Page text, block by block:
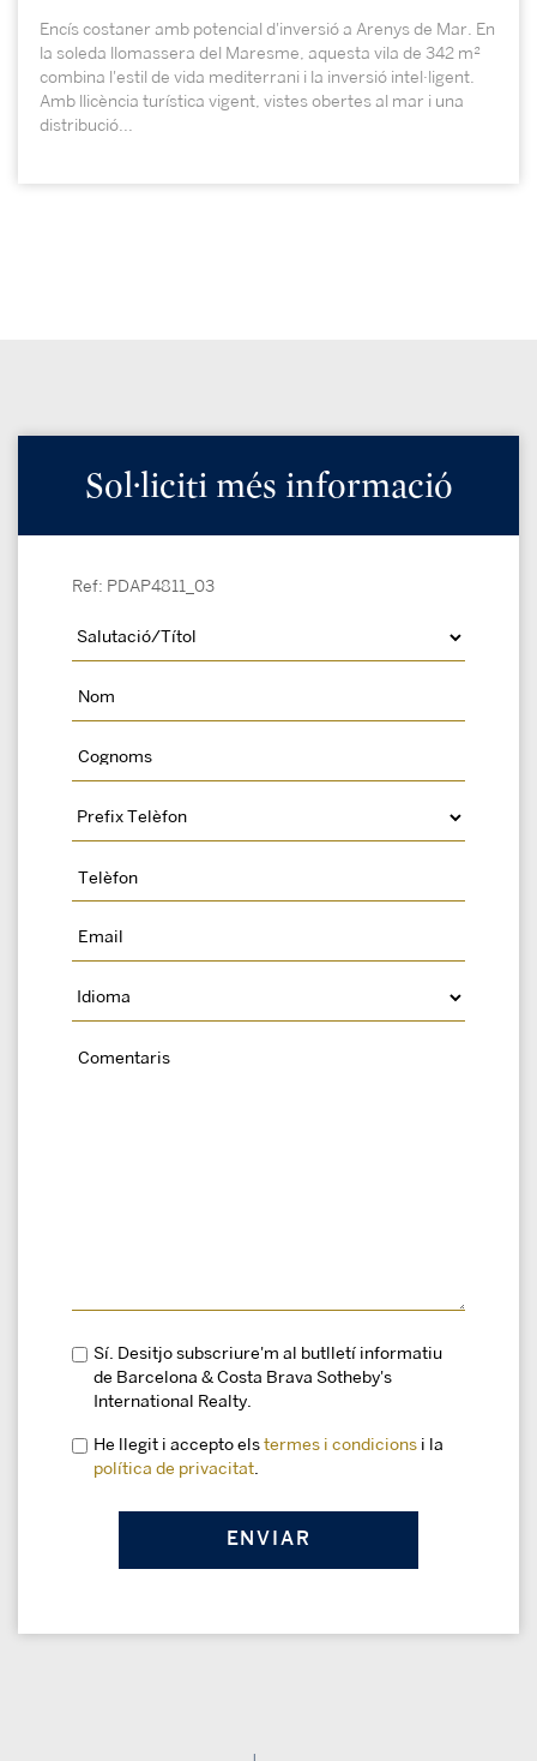
Encís costaner amb potencial d'inversió a Arenys de Mar. En
la soleda llomassera del Maresme, aquesta vila de 342 m²
combina l'estil de vida mediterrani i la inversió intel·ligent.
Amb llicència turística vigent, vistes obertes al mar i una
distribució...
Sol·liciti més informació
Ref: PDAP4811_03
Sí. Desitjo subscriure'm al butlletí informatiu
de Barcelona & Costa Brava Sotheby's
International Realty.
He llegit i accepto els termes i condicions i la
política de privacitat